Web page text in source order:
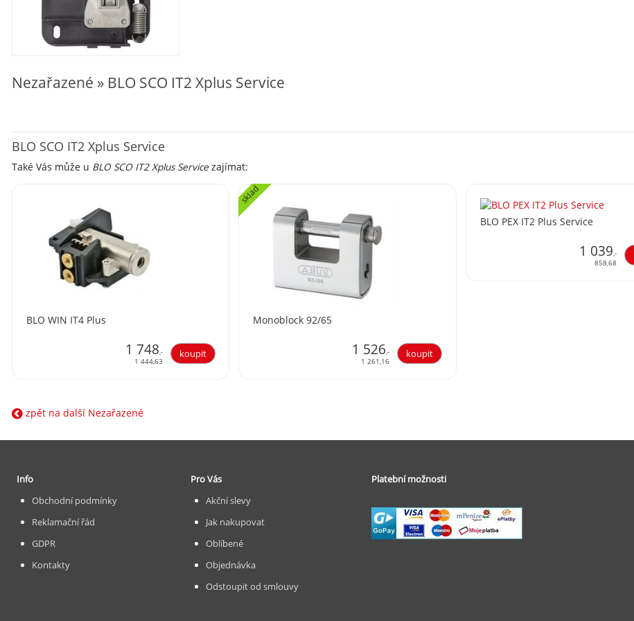
Nezařazené » BLO SCO IT2 Xplus Service
BLO SCO IT2 Xplus Service
Také Vás může u BLO SCO IT2 Xplus Service zajímat:
BLO WIN IT4 Plus
1 748 ,-
1 444,63
Monoblock 92/65
sklad
1 526,-
1 261,16
BLO PEX IT2 Plus Service
1 039 ,-
858,68
zpět na další Nezařazené
Info
Obchodní podmínky
Reklamační řád
GDPR
Kontakty
Pro Vás
Akční slevy
Jak nakupovat
Oblíbené
Objednávka
Odstoupit od smlouvy
Platební možnosti